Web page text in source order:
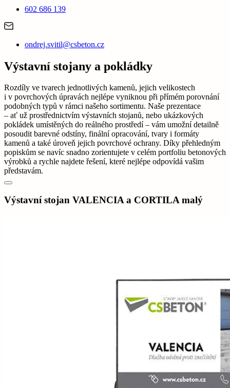
602 686 139
ondrej.svitil@csbeton.cz
Výstavní stojany a pokládky
Rozdíly ve tvarech jednotlivých kamenů, jejich velikostech
i v povrchových úpravách nejlépe vyniknou při přímém porovnání
podobných typů v rámci našeho sortimentu. Naše prezentace
– ať už prostřednictvím výstavních stojanů, nebo ukázkových
pokládek umístěných do reálného prostředí – vám umožní detailně
posoudit barevné odstíny, finální opracování, tvary i formáty
kamenů a také úroveň jejich povrchové ochrany. Díky přehledným
popiskům se navíc snadno zorientujete v celém portfoliu betonových
výrobků a rychle najdete řešení, které nejlépe odpovídá vašim
představám.
Výstavní stojan VALENCIA a CORTILA malý